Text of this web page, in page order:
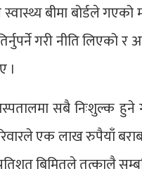
स्वास्थ्य बीमा बोर्डले
गरी नीति लिएको
।
सबै निःशुल्क हुने
एक लाख रुपैयाँ